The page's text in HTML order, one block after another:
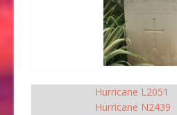
Hurricane L2051
Hurricane N2439